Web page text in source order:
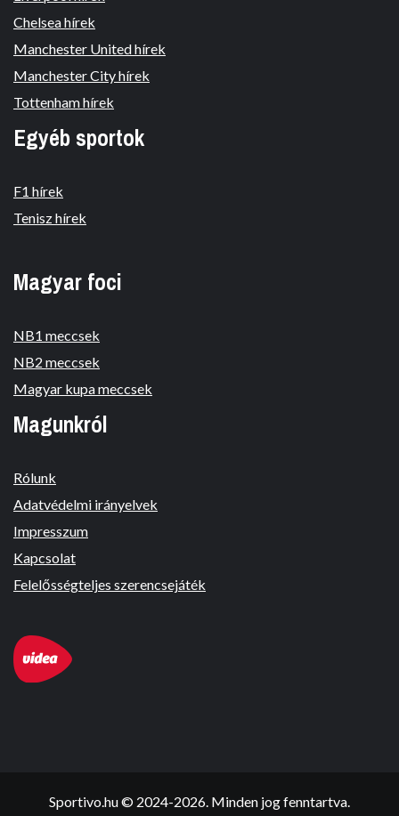
Chelsea hírek
Manchester United hírek
Manchester City hírek
Tottenham hírek
Egyéb sportok
F1 hírek
Tenisz hírek
Magyar foci
NB1 meccsek
NB2 meccsek
Magyar kupa meccsek
Magunkról
Rólunk
Adatvédelmi irányelvek
Impresszum
Kapcsolat
Felelősségteljes szerencsejáték
Sportivo.hu © 2024-2026. Minden jog fenntartva.